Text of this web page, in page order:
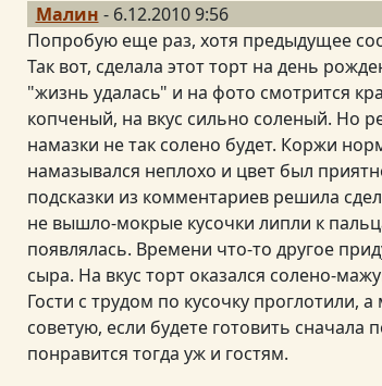
Малин - 6.12.2010 9:56
Попробую еще раз, хотя предыдущее
Так вот, сделала этот торт на день
"жизнь удалась" и на фото смотрится
копченый, на вкус сильно соленый. Но
намазки не так солено будет. Коржи
намазывался неплохо и цвет был
подсказки из комментариев решила
не вышло-мокрые кусочки липли к
появлялась. Времени что-то другое
сыра. На вкус торт оказался солено-
Гости с трудом по кусочку проглотили,
советую, если будете готовить сначала
понравится тогда уж и гостям.